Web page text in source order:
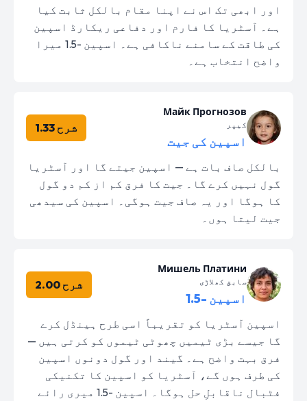
اور ابھی تک اس نے اپنا مقام بالکل ثابت کیا
ہے۔ آسٹریا کا فارم اور دفاعی ریکارڈ اسپین
کی طاقت کے سامنے ناکافی ہے۔ اسپین -1.5 میرا
واضح انتخاب ہے۔
Майк Прогнозов
کیپر
اسپین کی جیت
شرح 1.33
بالکل صاف بات ہے — اسپین جیتے گا اور آسٹریا
گول نہیں کرے گا۔ جیت کا فرق کم از کم دو گول
کا ہوگا اور یہ صاف جیت ہوگی۔ اسپین کی سیدھی
جیت لیتا ہوں۔
Мишель Платини
سابق کھلاڑی
اسپین -1.5
شرح 2.00
اسپین آسٹریا کو تقریباً اسی طرح ہینڈل کرے
گا جیسے بڑی ٹیمیں چھوٹی ٹیموں کو کرتی ہیں —
فرق بہت واضح ہے۔ گیند اور گول دونوں اسپین
کی طرف ہوں گے، آسٹریا کو اسپین کا تکنیکی
فٹبال ناقابلِ حل ہوگا۔ اسپین -1.5 میری رائے